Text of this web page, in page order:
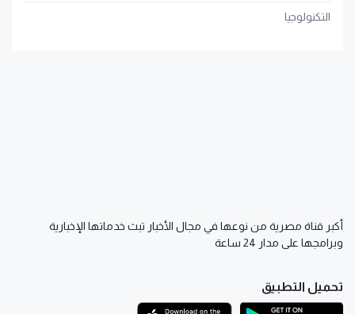
التكنولوجيا
أكبر قناة مصرية من نوعها في مجال الأخبار تبث خدماتها الإخبارية
وبرامجها على مدار 24 ساعة
تحميل التطبيق